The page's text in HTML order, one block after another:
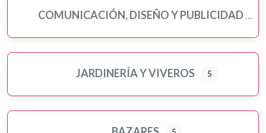
COMUNICACIÓN, DISEÑO Y PUBLICIDAD
JARDINERÍA Y VIVEROS 5